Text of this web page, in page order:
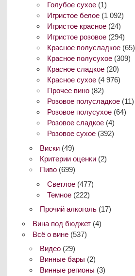
Голубое сухое (1)
Игристое белое (1 092)
Игристое красное (24)
Игристое розовое (294)
Красное полусладкое (65)
Красное полусухое (309)
Красное сладкое (20)
Красное сухое (4 976)
Прочее вино (82)
Розовое полусладкое (11)
Розовое полусухое (64)
Розовое сладкое (4)
Розовое сухое (392)
Виски(49)
Критерии оценки(2)
Пиво(699)
Светлое (477)
Темное (222)
Прочий алкоголь(17)
Вина под бюджет(4)
Всё о вине(537)
Видео(29)
Винные бары (2)
Винные регионы (3)